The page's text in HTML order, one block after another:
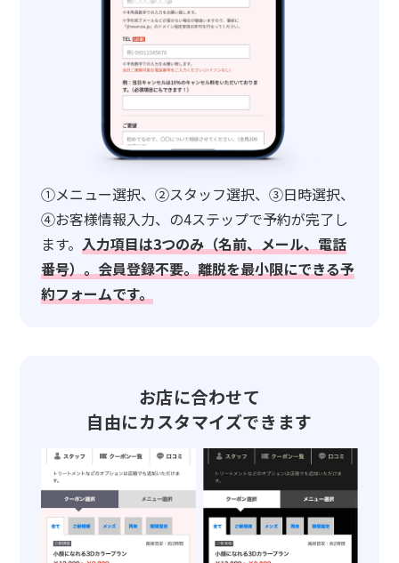
①メニュー選択、②スタッフ選択、③日時選択、
④お客様情報入力、の4ステップで予約が完了し
ます。入力項目は3つのみ（名前、メール、電話
番号）。会員登録不要。離脱を最小限にできる予
約フォームです。
お店に合わせて
自由にカスタマイズできます